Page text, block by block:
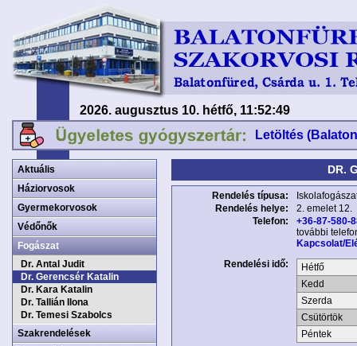
2026. augusztus 10. hétfő, 11:52:49
Letöltés
Aktuális
Háziorvosok
Gyermekorvosok
Védőnők
Fogászat
Dr. Antal Judit
Dr. Gerencsér Katalin
Dr. Kara Katalin
Dr. Tallián Ilona
Dr. Temesi Szabolcs
Szakrendelések
DR.
Rendelés típusa:
Rendelés helye:
2. emelet 12.
Telefon:
+36-87-580-
további
Kapcsolat/
Rendelési idő:
Hétfő
Kedd
Szerda
Csütörtök
Péntek